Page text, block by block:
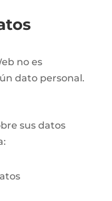
no es
dato personal.
sus datos